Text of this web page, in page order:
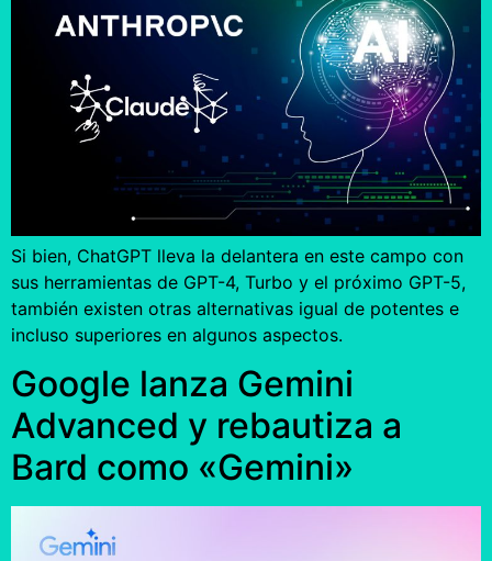
Si bien, ChatGPT lleva la delantera en este campo con
sus herramientas de GPT-4, Turbo y el próximo GPT-5,
también existen otras alternativas igual de potentes e
incluso superiores en algunos aspectos.
Google lanza Gemini
Advanced y rebautiza a
Bard como «Gemini»